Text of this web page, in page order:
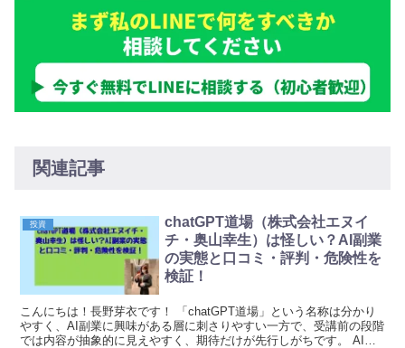
関連記事
投資
chatGPT道場（株式会社エヌイ
チ・奥山幸生）は怪しい？AI副業
の実態と口コミ・評判・危険性を
検証！
こんにちは！長野芽衣です！ 「chatGPT道場」という名称は分かり
やすく、AI副業に興味がある層に刺さりやすい一方で、受講前の段階
では内容が抽象的に見えやすく、期待だけが先行しがちです。 AIを